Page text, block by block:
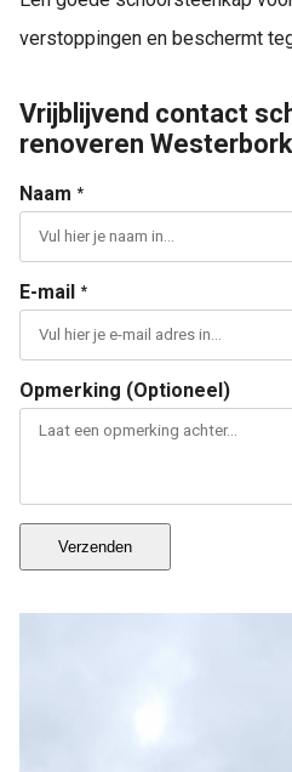
verstoppingen en beschermt
Vrijblijvend contact
renoveren Westerbork
Naam *
E-mail *
Opmerking (Optioneel)
Verzenden